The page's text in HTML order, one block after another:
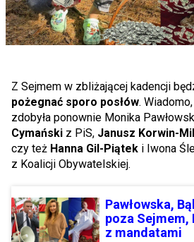
Z Sejmem w zbliżającej kadencji
pożegnać sporo posłów.
zdobyła ponownie Monika
Cymański z PiS, Janusz Korwin-
czy też Hanna Gil-Piątek i Iwona
z Koalicji Obywatelskiej.
Pawłowska,
poza Sejmem,
z mandatami